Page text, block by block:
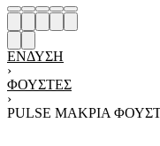
ΈΝΔΥΣΗ
›
ΦΟΎΣΤΕΣ
›
PULSE ΜΑΚΡΙΑ